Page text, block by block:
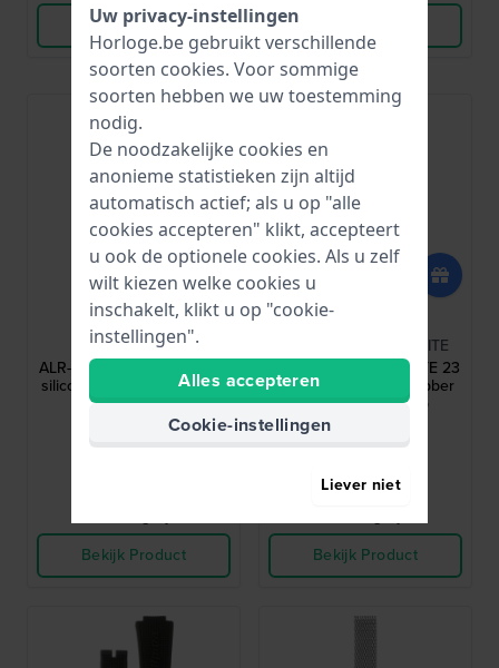
Bekijk Product
Alpina
ALR-4V-GREY
ALR-4V-GREY 22 mm Grijze
siliconen vervangingsband
zonder gesp
Bekijk Product
AL-23AVRUBBERWHITE
AL-23AVRUBBERWHITE 23
mm Witte siliconenrubber
band zonder gesp
Bekijk Product
Uw privacy-instellingen
Horloge.be gebruikt verschillende
soorten cookies. Voor sommige
soorten hebben we uw toestemming
nodig.
De noodzakelijke cookies en
anonieme statistieken zijn altijd
automatisch actief; als u op "alle
cookies accepteren" klikt, accepteert
u ook de optionele cookies. Als u zelf
wilt kiezen welke cookies u
inschakelt, klikt u op "cookie-
instellingen".
Alles accepteren
Cookie-instellingen
Liever niet